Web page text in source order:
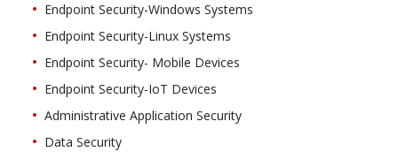
Endpoint Security-Windows Systems
Endpoint Security-Linux Systems
Endpoint Security- Mobile Devices
Endpoint Security-IoT Devices
Administrative Application Security
Data Security